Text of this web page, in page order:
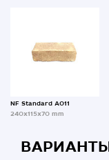
NF Standard A011
240x115x70 mm